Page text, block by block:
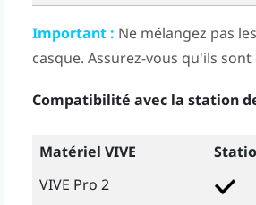
Important : Ne mélangez pas
casque. Assurez-vous qu'ils
Compatibilité avec la station
Matériel VIVE
VIVE Pro 2